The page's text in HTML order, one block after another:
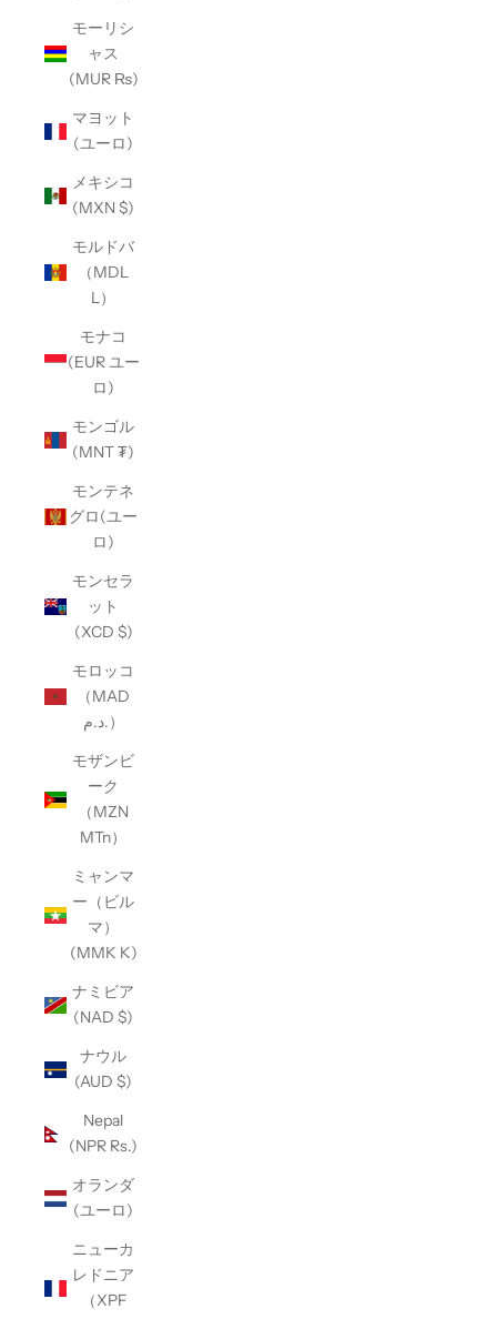
モーリシ
ャス
(MUR ₨)
マヨット
(ユーロ)
メキシコ
(MXN $)
モルドバ
（MDL
L）
モナコ
(EUR ユー
ロ)
モンゴル
(MNT ₮)
モンテネ
グロ(ユー
ロ)
モンセラ
ット
(XCD $)
モロッコ
（MAD
د.م.）
モザンビ
ーク
（MZN
MTn）
ミャンマ
ー（ビル
マ）
(MMK K)
ナミビア
(NAD $)
ナウル
(AUD $)
Nepal
(NPR Rs.)
オランダ
(ユーロ)
ニューカ
レドニア
（XPF